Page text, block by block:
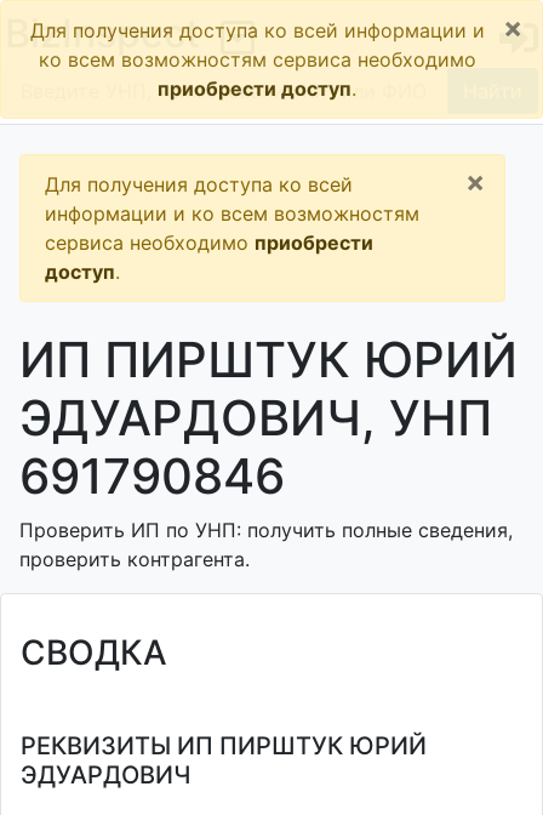
BizInspect
Для получения доступа ко всей информации и
ко всем возможностям сервиса необходимо
приобрести доступ.
×
Для получения доступа ко всей
информации и ко всем возможностям
сервиса необходимо приобрести
доступ.
×
ИП ПИРШТУК ЮРИЙ
ЭДУАРДОВИЧ, УНП
691790846
Проверить ИП по УНП: получить полные сведения,
проверить контрагента.
СВОДКА
РЕКВИЗИТЫ ИП ПИРШТУК ЮРИЙ
ЭДУАРДОВИЧ